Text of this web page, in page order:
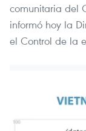
comunitaria del
informó hoy la
el Control de la